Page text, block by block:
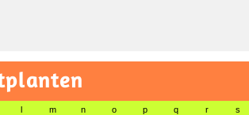
l m n o p q r s